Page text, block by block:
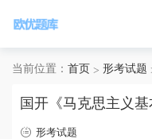
当前位置： 首页 形考试题
国开《马克思主义
形考试题